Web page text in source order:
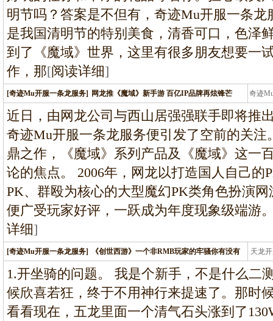
明节吗？答案是不但有，奇迹Mu开服一条
是我国清明节的特别美食，清香可口，色泽
到了《魔域》世界，这里有很多朋友想要一
作，那[阅读详细]
[奇迹Mu开服一条龙服务] 网龙推《魔域》新手游 百亿IP品牌再炫锋芒 奇迹
条
近日，由网龙公司与西山居强强联手即将推
奇迹Mu开服一条龙服务便引发了空前的关
鼎之作，《魔域》系列产品及《魔域》这一
论的焦点。 2006年，网龙以打造国人自己的
PK、群殴为核心的大型魔幻PK类角色扮演
便广受玩家好评，一跃成为年度现象级端游
详细]
[奇迹Mu开服一条龙服务] 《创世西游》一个非RMB玩家的牢骚你有没有 天龙
龙
1.开坐骑的问题。 我是个新手，不是什么二
候欣喜若狂，终于不用神行来提速了。那时
看看现在，五龙里面一个清气石头涨到了